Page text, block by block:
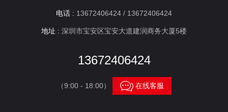
电话 : 13672406424 / 13672406424
地址 : 深圳市宝安区宝安大道建润商务大厦5楼
13672406424
（9:00 - 18:00） 在线客服